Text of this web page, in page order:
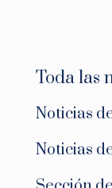
Toda las
Noticias
Noticias